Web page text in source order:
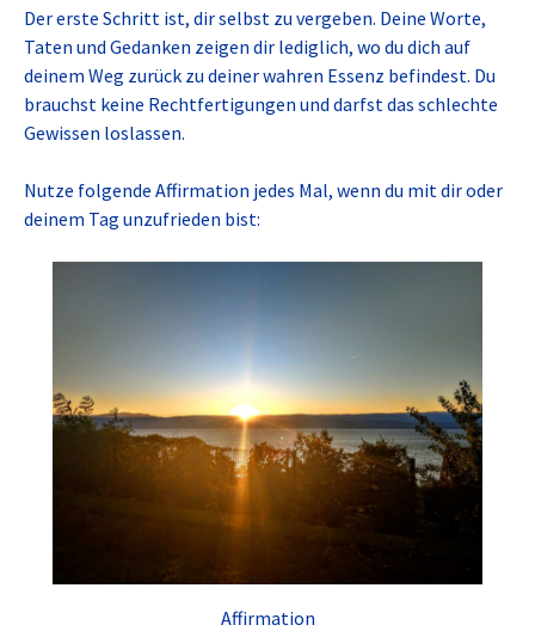
Der erste Schritt ist, dir selbst zu vergeben. Deine Worte,
Taten und Gedanken zeigen dir lediglich, wo du dich auf
deinem Weg zurück zu deiner wahren Essenz befindest. Du
brauchst keine Rechtfertigungen und darfst das schlechte
Gewissen loslassen.
Nutze folgende Affirmation jedes Mal, wenn du mit dir oder
deinem Tag unzufrieden bist:
Affirmation